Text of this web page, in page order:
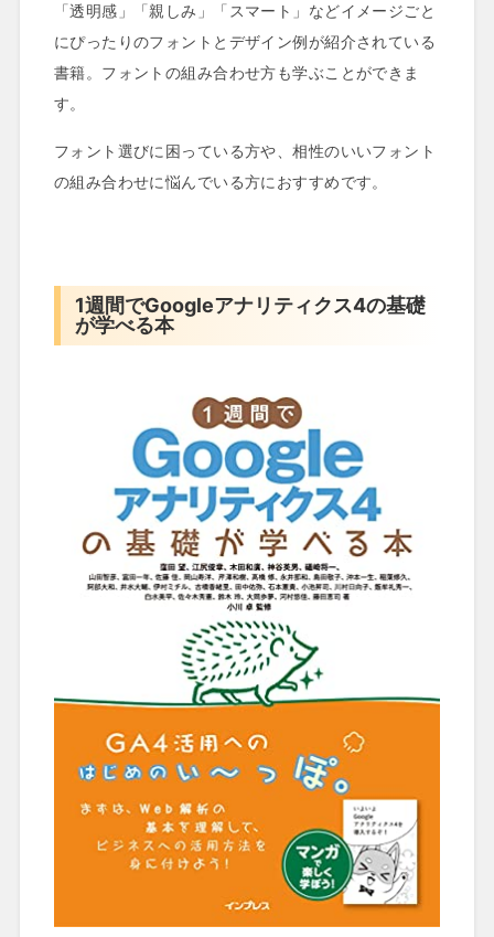
「透明感」「親しみ」「スマート」などイメージごと
にぴったりのフォントとデザイン例が紹介されている
書籍。フォントの組み合わせ方も学ぶことができま
す。
フォント選びに困っている方や、相性のいいフォント
の組み合わせに悩んでいる方におすすめです。
1週間でGoogleアナリティクス4の基礎
が学べる本